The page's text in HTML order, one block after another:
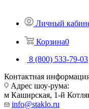
Личный
Корзина0
8 (800) 533-79-03
Контактная
Адрес шоу-рума:
м Каширская, 1-й
info@staklo.ru